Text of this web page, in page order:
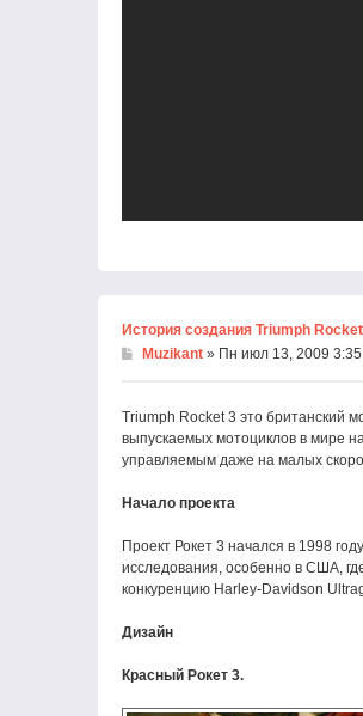
История создания Triumph
Muzikant » Пн июл 13, 2009
Triumph Rocket 3 это британский
выпускаемых мотоциклов в мире
управляемым даже на малых
Начало проекта
Проект Рокет 3 начался в 1998
исследования, особенно в США,
конкуренцию Harley-Davidson
Дизайн
Красный Рокет 3.